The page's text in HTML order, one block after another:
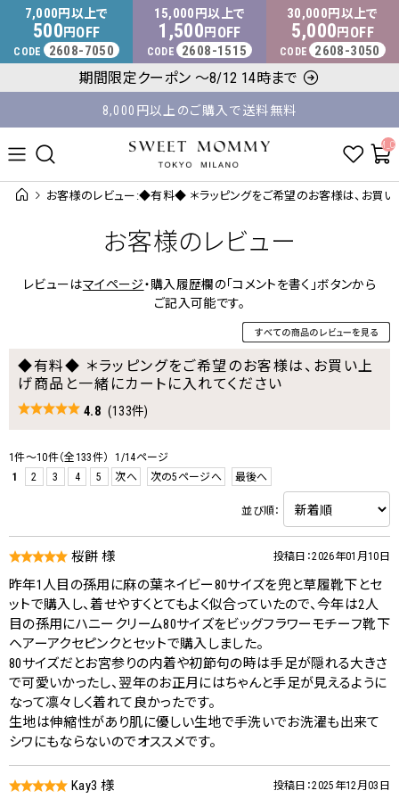
マタニティウェア・授乳服のスウィートマミー
7,000円以上で
500円OFF
CODE 2608-7050
15,000 円以上で
1,500 円 OFF
CODE 2608-1515
30,000 円以上で
5,000 円 OFF
CODE 2608-3050
期間限定クーポン ～8/12 14時まで
平日14時 / 土日祝12時まで のご注文で当日出荷！
8,000円以上のご購入で送料無料
お客様のレビュー:◆有料◆ ＊ラッピングをご希望のお客様は、お買
お客様のレビュー
レビューはマイページ・購入履歴欄の「コメントを書く」ボタンから
ご記入可能です。
◆有料◆ ＊ラッピングをご希望のお客様は、お買い上
げ商品と一緒にカートに入れてください
4.8 (133件)
1件～10件（全133件） 1/14ページ
1
2 3 4 5 次へ 次の5ページへ 最後へ
並び順：
桜餅 様 投稿日：2026年01月10日
昨年1人目の孫用に麻の葉ネイビー80サイズを兜と草履靴下とセ
ットで購入し、着せやすくとてもよく似合っていたので、今年は2人
目の孫用にハニークリーム80サイズをビッグフラワーモチーフ靴下
ヘアーアクセピンクとセットで購入しました。
80サイズだとお宮参りの内着や初節句の時は手足が隠れる大きさ
で可愛いかったし、翌年のお正月にはちゃんと手足が見えるように
なって凛々しく着れて良かったです。
生地は伸縮性があり肌に優しい生地で手洗いでお洗濯も出来て
シワにもならないのでオススメです。
Kay3 様 投稿日：2025年12月03日